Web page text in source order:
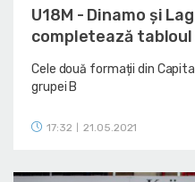
U18M - Dinamo și
completează
Cele două formații din
grupei B
17:32 21.05.2021